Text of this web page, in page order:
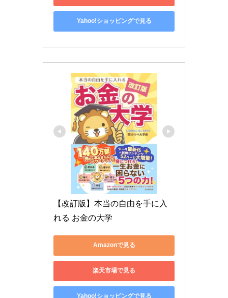
Yahoo!ショッピングで見る
【改訂版】本当の自由を手に入
れる お金の大学
Amazonで見る
楽天市場で見る
Yahoo!ショッピングで見る